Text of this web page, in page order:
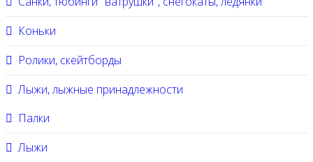
Коньки
Ролики, скейтборды
Лыжи, лыжные принадлежности
Палки
Лыжи